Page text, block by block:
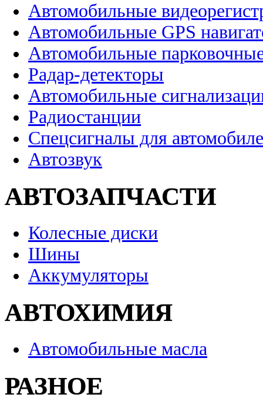
Автомобильные
Автомобильные GPS
Автомобильные
Радар-детекторы
Автомобильные
Радиостанции
Спецсигналы для
Автозвук
АВТОЗАПЧАСТИ
Колесные диски
Шины
Аккумуляторы
АВТОХИМИЯ
Автомобильные масла
РАЗНОЕ